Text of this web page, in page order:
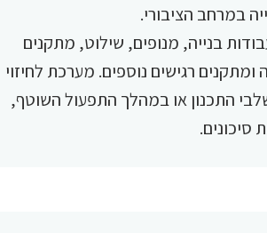
במרחב הציבורי.
בנייה, מנופים, שילוט, מתקנים
רגישים נוספים. מערכת לחיזוי
התכנון או במהלך התפעול השוטף,